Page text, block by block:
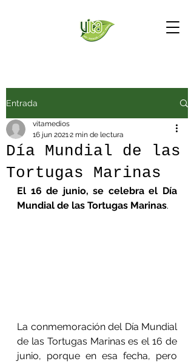
Entrada
Día Mundial de las
Tortugas Marinas
vitamedios
16 jun 20212 min de lectura
El 16 de junio, se celebra el Día
Mundial de las Tortugas Marinas.
La conmemoración del Día Mundial
de las Tortugas Marinas es el 16 de
junio, porque en esa fecha, pero